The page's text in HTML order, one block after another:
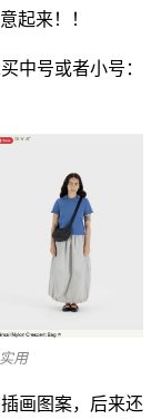
起来！！
中号或者小号：
用
画图案，后来还